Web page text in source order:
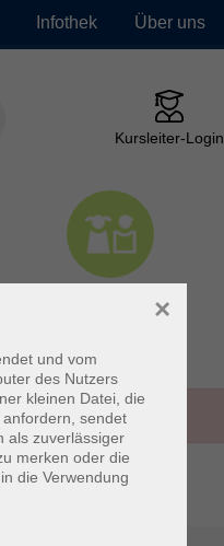
Infothek Über uns
Kursleiter-Login
und vom
des Nutzers
kleinen Datei, die
sendet
als zuverlässiger
merken oder die
die Verwendung
×